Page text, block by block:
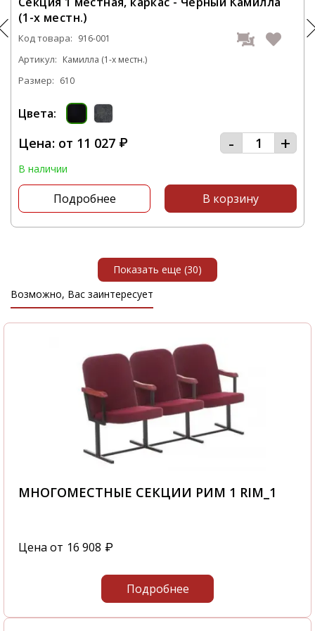
заказ Многоместные секции Камилла - 916-
количества времени.
С нашей компании вы получите
качественную мебель в самые короткие
сроки.
Звоните нам по телефону
+7 383 382-96-99
или посетите наш офис, который
располагается по адресу: г. Новосибирск,
ул.Толмачевская, д. 19 к. 10
(1-х местн.)
Код товара: 916-001
Артикул: Камилла (1-х местн.)
Размер: 610
Цвета:
Цена: от 11 027 ₽ - +
В наличии
Подробнее В корзину
Показать еще (30)
Возможно, Вас заинтересует
МНОГОМЕСТНЫЕ СЕКЦИИ РИМ 1 RIM_1
Цена от 16 908 ₽
Подробнее